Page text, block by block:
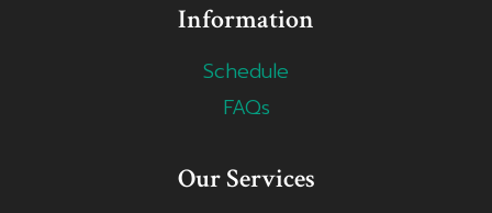
Information
Schedule
FAQs
Our Services